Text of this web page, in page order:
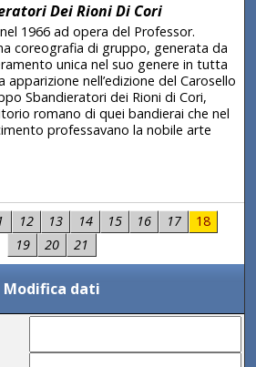
Dei Rioni Di Cori
1966 ad opera del Professor.
coreografia di gruppo, generata da
unica nel suo genere in tutta
apparizione nell’edizione del Carosello
Sbandieratori dei Rioni di Cori,
romano di quei bandierai che nel
professavano la nobile arte
12 13 14 15 16 17
18
19
20 21
Modifica dati